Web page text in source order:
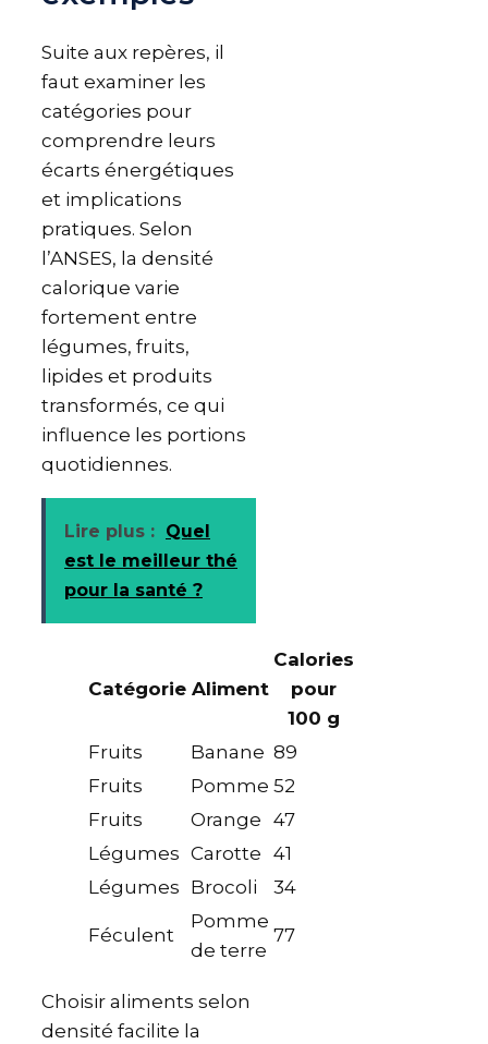
Suite aux repères, il
faut examiner les
catégories pour
comprendre leurs
écarts énergétiques
et implications
pratiques. Selon
l’ANSES, la densité
calorique varie
fortement entre
légumes, fruits,
lipides et produits
transformés, ce qui
influence les portions
quotidiennes.
Lire plus : Quel
est le meilleur thé
pour la santé ?
Catégorie Aliment
Calories
pour
100 g
Fruits
Banane 89
Fruits
Pomme 52
Fruits
Orange 47
Légumes Carotte 41
Légumes Brocoli 34
Féculent
Pomme
de terre
77
Choisir aliments selon
densité facilite la